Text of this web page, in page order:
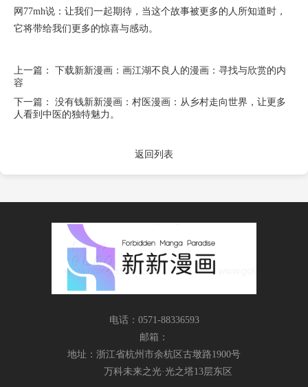
网77mh说：让我们一起期待，当这个故事被更多的人所知道时，
它将带给我们更多的惊喜与感动。
上一篇：
下载新新漫画：画江湖不良人的漫画：寻找与欣赏的内
容
下一篇：
没有钱新新漫画：村医漫画：从乡村走向世界，让更多
人看到中医的独特魅力。
返回列表
电话：0571-88336593
邮箱：
地址：浙江省杭州市余杭区古墩路1900号
万科未来之光·光之塔13层东区